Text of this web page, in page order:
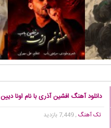
دانلود آهنگ افشین آذری با نام اونا دیین
تک آهنگ, 7,449 بازدید